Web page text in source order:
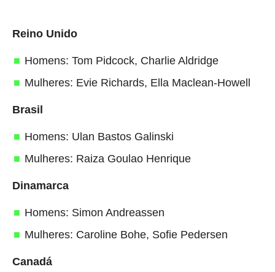
Reino Unido
Homens: Tom Pidcock, Charlie Aldridge
Mulheres: Evie Richards, Ella Maclean-Howell
Brasil
Homens: Ulan Bastos Galinski
Mulheres: Raiza Goulao Henrique
Dinamarca
Homens: Simon Andreassen
Mulheres: Caroline Bohe, Sofie Pedersen
Canadá